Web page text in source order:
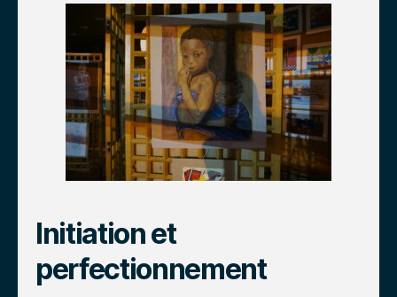
Initiation et
perfectionnement